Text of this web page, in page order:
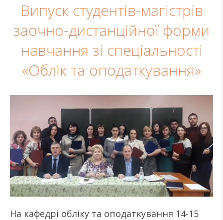
Випуск студентів-магістрів
заочно-дистанційної форми
навчання зі спеціальності
«Облік та оподаткування»
На кафедрі обліку та оподаткування 14-15